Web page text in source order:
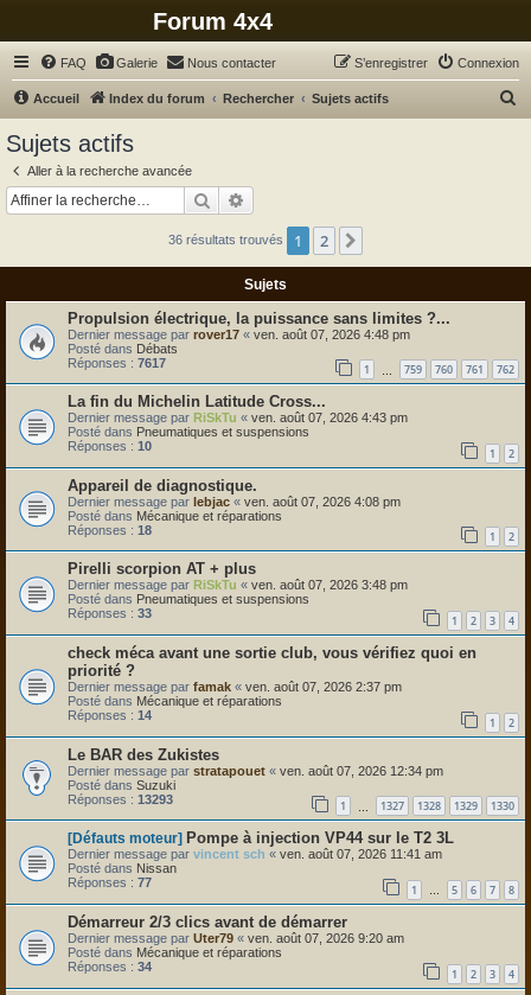
Forum 4x4
FAQ Galerie Nous contacter Connexion
S’enregistrer
Accueil Index du forum Rechercher Sujets actifs
c
Sujets actifs
Aller à la recherche avancée
Rechercher
36 résultats trouvés 1 2
Sujets
Propulsion électrique, la puissance sans limites ?...
Dernier message par rover17 « ven. août 07, 2026 4:48 pm
Posté dans Débats
Réponses : 7617 1 759 760 761 762
La fin du Michelin Latitude Cross...
Dernier message par RiSkTu « ven. août 07, 2026 4:43 pm
Posté dans Pneumatiques et suspensions
Réponses : 10 1 2
Appareil de diagnostique.
Dernier message par lebjac « ven. août 07, 2026 4:08 pm
Posté dans Mécanique et réparations
Réponses : 18 1 2
Pirelli scorpion AT + plus
Dernier message par RiSkTu « ven. août 07, 2026 3:48 pm
Posté dans Pneumatiques et suspensions
Réponses : 33 1 2 3 4
check méca avant une sortie club, vous vérifiez quoi en
priorité ?
Dernier message par famak « ven. août 07, 2026 2:37 pm
Posté dans Mécanique et réparations
Réponses : 14 1 2
Le BAR des Zukistes
Dernier message par stratapouet « ven. août 07, 2026 12:34 pm
Posté dans Suzuki
Réponses : 13293 1 1327 1328 1329 1330
[Défauts moteur] Pompe à injection VP44 sur le T2 3L
Dernier message par vincent sch « ven. août 07, 2026 11:41 am
Posté dans Nissan
Réponses : 77 1 … 5 6 7 8
Démarreur 2/3 clics avant de démarrer
Dernier message par Uter79 « ven. août 07, 2026 9:20 am
Posté dans Mécanique et réparations
Réponses : 34 1 2 3 4